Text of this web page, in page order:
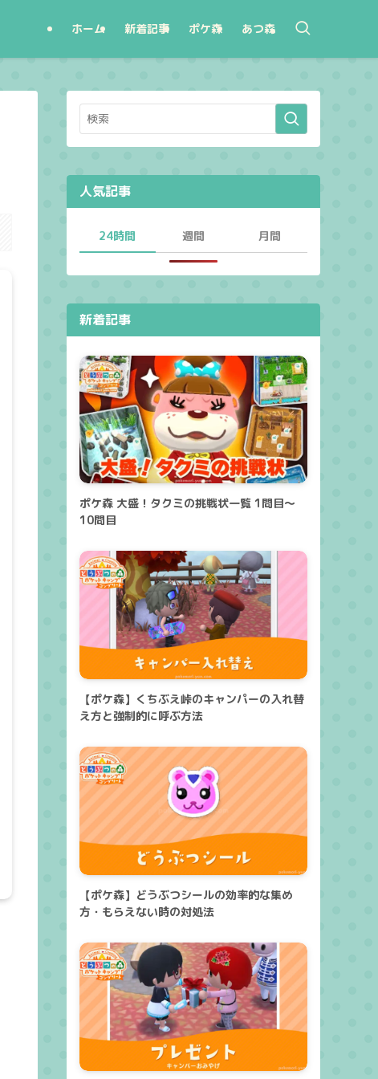
ホーム 新着記事 ポケ森 あつ森
人気記事
24時間 週間 月間
新着記事
ポケ森 大盛！タクミの挑戦状一覧 1問目～
10問目
【ポケ森】くちぶえ峠のキャンパーの入れ替
え方と強制的に呼ぶ方法
【ポケ森】どうぶつシールの効率的な集め
方・もらえない時の対処法